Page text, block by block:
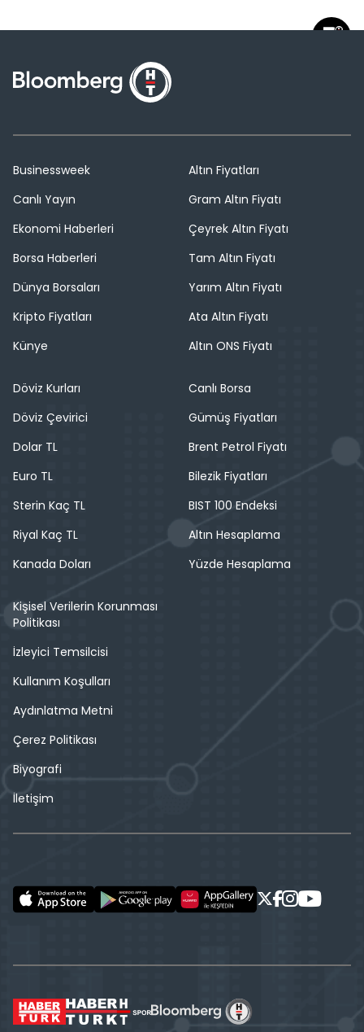
Businessweek
Canlı Yayın
Ekonomi Haberleri
Borsa Haberleri
Dünya Borsaları
Kripto Fiyatları
Künye
Altın Fiyatları
Gram Altın Fiyatı
Çeyrek Altın Fiyatı
Tam Altın Fiyatı
Yarım Altın Fiyatı
Ata Altın Fiyatı
Altın ONS Fiyatı
Döviz Kurları
Döviz Çevirici
Dolar TL
Euro TL
Sterin Kaç TL
Riyal Kaç TL
Kanada Doları
Canlı Borsa
Gümüş Fiyatları
Brent Petrol Fiyatı
Bilezik Fiyatları
BIST 100 Endeksi
Altın Hesaplama
Yüzde Hesaplama
Kişisel Verilerin Korunması
Politikası
İzleyici Temsilcisi
Kullanım Koşulları
Aydınlatma Metni
Çerez Politikası
Biyografi
İletişim